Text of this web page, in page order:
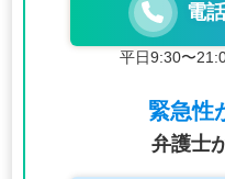
電
平日9:30〜
緊急性
弁護士